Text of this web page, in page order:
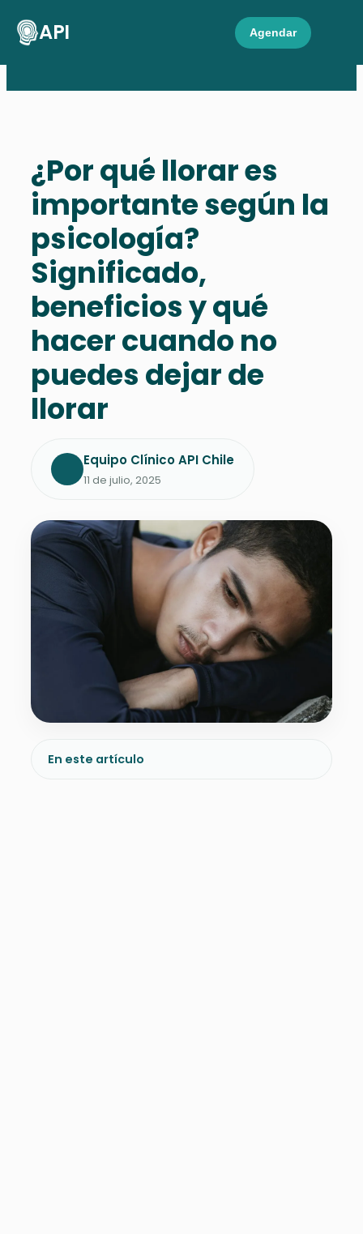
API Agendar
En este artículo
¿Por qué llorar es
importante según la
psicología?
Significado,
beneficios y qué
hacer cuando no
puedes dejar de
llorar
Equipo Clínico API Chile
11 de julio, 2025